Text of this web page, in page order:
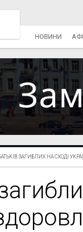
НОВИНИ
ЗАГИБЛИХ НА СХОДІ